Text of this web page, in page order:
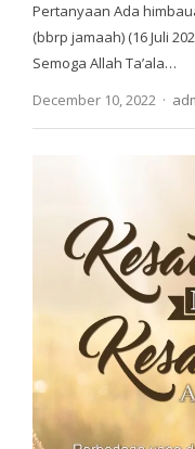
Pertanyaan Ada
(bbrp jamaah) (16 Juli
Semoga Allah Ta’ala…
December 10, 2022